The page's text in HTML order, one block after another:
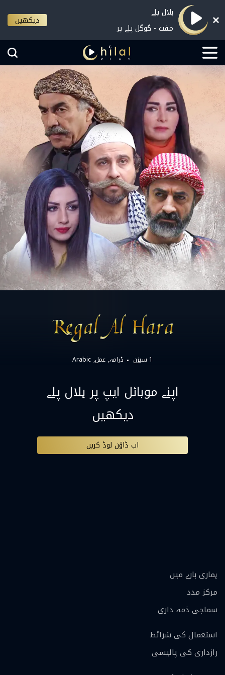
ہلال پلے
مفت - گوگل پلے پر
دیکھیں
1 سیزن ڈرامہ عمل Arabic
اپنے موبائل ایپ پر ہلال پلے
دیکھیں
اب ڈاؤن لوڈ کریں
ہماری بارے ميں
مرکز مدد
سماجی ذمہ داری
استعمال کی شرائط
رازداری کی پالیسی